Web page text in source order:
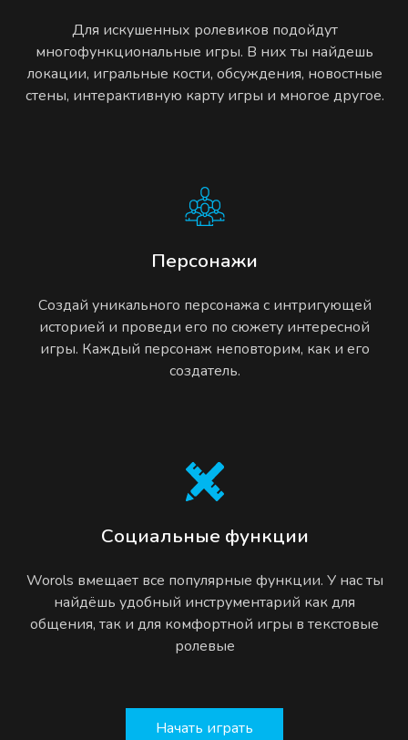
Для искушенных ролевиков подойдут
многофункциональные игры. В них ты найдешь
локации, игральные кости, обсуждения, новостные
стены, интерактивную карту игры и многое другое.
Персонажи
Создай уникального персонажа с интригующей
историей и проведи его по сюжету интересной
игры. Каждый персонаж неповторим, как и его
создатель.
Социальные функции
Worols вмещает все популярные функции. У нас ты
найдёшь удобный инструментарий как для
общения, так и для комфортной игры в текстовые
ролевые
Начать играть